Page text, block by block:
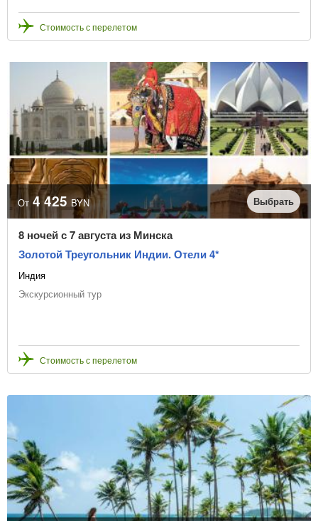
Стоимость с перелетом
От 4 425 BYN Выбрать
8 ночей с 7 августа из Минска
Золотой Треугольник Индии. Отели 4*
Индия
Экскурсионный тур
Стоимость с перелетом